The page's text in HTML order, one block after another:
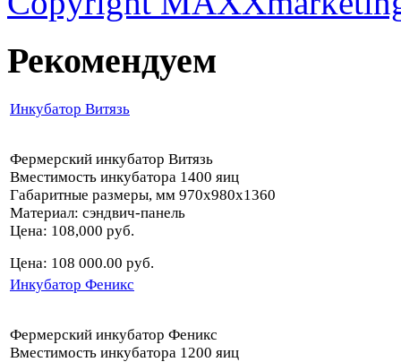
Рекомендуем
Инкубатор Витязь
Фермерский инкубатор Витязь
Вместимость инкубатора 1400 яиц
Габаритные размеры, мм 970х980х1360
Материал: сэндвич-панель
Цена: 108,000 руб.
Цена: 108 000.00 руб.
Инкубатор Феникс
Фермерский инкубатор Феникс
Вместимость инкубатора 1200 яиц